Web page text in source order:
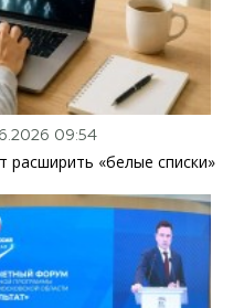
09:54
расширить «белые списки»